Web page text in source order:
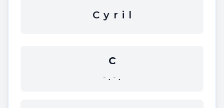
C y r i l
C
-.-.